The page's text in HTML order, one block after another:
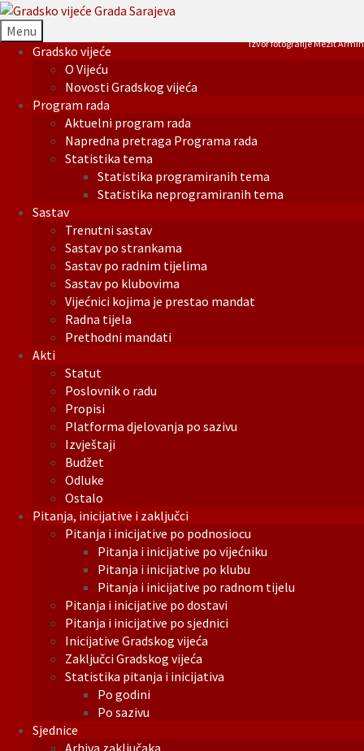
Menu
Gradsko vijeće
O Vijeću
Novosti Gradskog vijeća
Program rada
Aktuelni program rada
Napredna pretraga Programa rada
Statistika tema
Statistika programiranih tema
Statistika neprogramiranih tema
Sastav
Trenutni sastav
Sastav po strankama
Sastav po radnim tijelima
Sastav po klubovima
Vijećnici kojima je prestao mandat
Radna tijela
Prethodni mandati
Akti
Statut
Poslovnik o radu
Propisi
Platforma djelovanja po sazivu
Izvještaji
Budžet
Odluke
Ostalo
Pitanja, inicijative i zaključci
Pitanja i inicijative po podnosiocu
Pitanja i inicijative po vijećniku
Pitanja i inicijative po klubu
Pitanja i inicijative po radnom tijelu
Pitanja i inicijative po dostavi
Pitanja i inicijative po sjednici
Inicijative Gradskog vijeća
Zaključci Gradskog vijeća
Statistika pitanja i inicijativa
Po godini
Po sazivu
Sjednice
Izvor fotografije Mezit Armin